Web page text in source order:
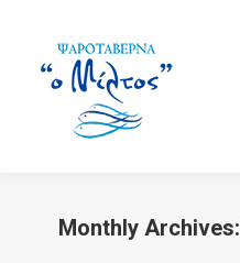
Monthly Archives: